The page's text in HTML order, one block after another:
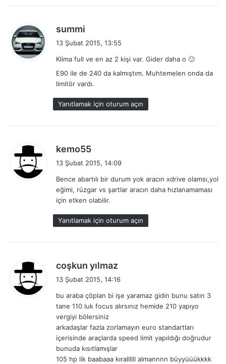
summi
i
k
i
:
13 Şubat 2015, 13:55
Klima full ve en az 2 kişi var. Gider daha o 🙂
E90 ile de 240 da kalmıştım. Muhtemelen onda da
limitör vardı.
Yanıtlamak için oturum açın
kemo55
i
k
i
:
13 Şubat 2015, 14:09
Bence abartılı bir durum yok aracın xdrive olamsı,yol
eğimi, rüzgar vs şartlar aracın daha hızlanamaması
için etken olabilir.
Yanıtlamak için oturum açın
coşkun yılmaz
i
k
13 Şubat 2015, 14:16
bu araba çöplan bi işe yaramaz gidin bunu satın 3
tane 110 luk focus alırsınız hemide 210 yapıyo
vergiyi bölersiniz
arkadaşlar fazla zorlamayın euro standartları
içerisinde araçlarda speed limit yapıldığı doğrudur
bunuda kısıtlamışlar
105 hp lik baabaaa kırallllll almannnn büyyüüükkkk